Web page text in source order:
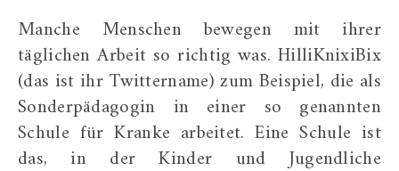
Manche Menschen bewegen mit ihrer
täglichen Arbeit so richtig was. HilliKnixiBix
(das ist ihr Twittername) zum Beispiel, die als
Sonderpädagogin in einer so genannten
Schule für Kranke arbeitet. Eine Schule ist
das, in der Kinder und Jugendliche